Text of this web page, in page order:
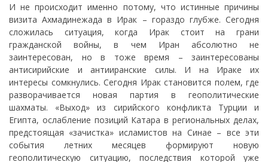
И не происходит именно потому, что истинные причины
визита Ахмадинежада в Ирак – гораздо глубже. Сегодня
сложилась ситуация, когда Ирак стоит на грани
гражданской войны, в чем Иран абсолютно не
заинтересован, но в тоже время – заинтересованы
антисирийские и антииранские силы. И на Ираке их
интересы сомкнулись. Сегодня Ирак становится полем, где
разворачивается новая партия в геополитические
шахматы. «Выход» из сирийского конфликта Турции и
Египта, ослабление позиций Катара в региональных делах,
предстоящая «зачистка» исламистов на Синае – все эти
события летних месяцев формируют новую
геополитическую ситуацию, последствия которой уже